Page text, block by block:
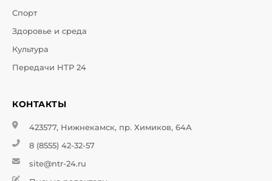
Спорт
Здоровье и среда
Культура
Передачи НТР 24
КОНТАКТЫ
423577, Нижнекамск, пр. Химиков, 64А
8 (8555) 42-32-57
site@ntr-24.ru